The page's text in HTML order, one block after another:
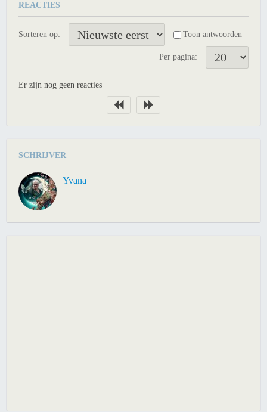
REACTIES
Sorteren op: Toon antwoorden
Per pagina:
Er zijn nog geen reacties
SCHRIJVER
Yvana